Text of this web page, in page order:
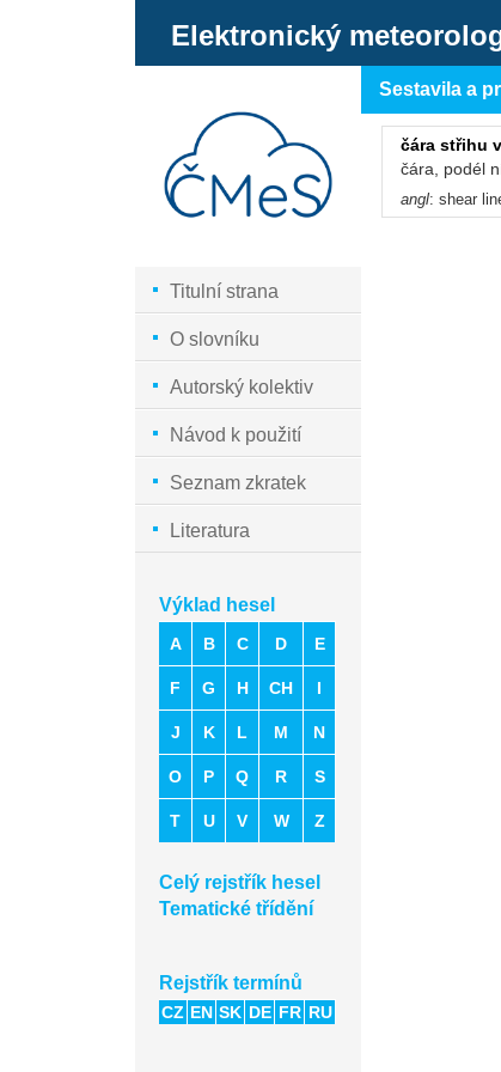
Elektronický
Titulní strana
O slovníku
Autorský kolektiv
Návod k použití
Seznam zkratek
Literatura
Výklad hesel
A B C D E
F G H CH I
J K L M N
O P Q R S
T U V W Z
Celý rejstřík hesel
Tematické třídění
Rejstřík termínů
CZ EN SK DE FR RU
Sestavila a
čára střihu
čára, podél
angl: shear